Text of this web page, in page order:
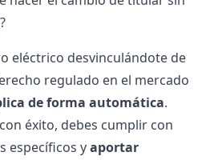
eléctrico desvinculándote de
regulado en el mercado
de forma automática.
éxito, debes cumplir con
específicos yaportar